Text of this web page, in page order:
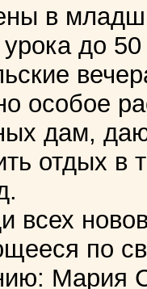
в
до
особое
дам,
отдых в
всех
по
Мария